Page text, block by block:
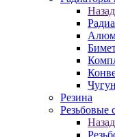
Назад
Чугун
Резина
Резьбовые
Назад